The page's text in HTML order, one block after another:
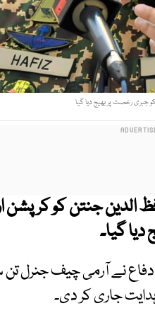
جبری رخصت پر بھیج دیا گیا
جنتن کو کرپشن
گیا۔
دفاع نے آرمی چیف جنرل
جاری کر دی۔